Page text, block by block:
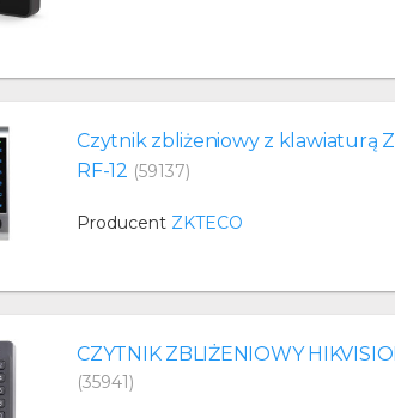
Czytnik zbliżeniowy z klawiaturą
RF-12 (59137)
Producent ZKTECO
CZYTNIK ZBLIŻENIOWY
(35941)